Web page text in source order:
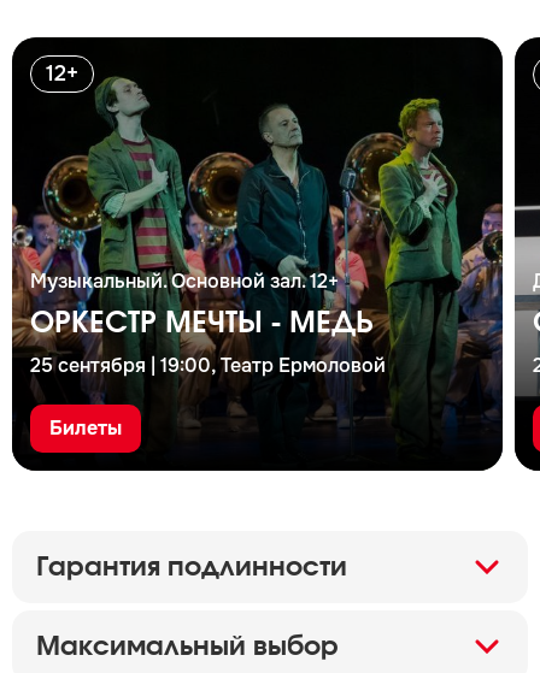
12+
Музыкальный. Основной зал. 12+
ОРКЕСТР МЕЧТЫ - МЕДЬ
25 сентября | 19:00, Театр Ермоловой
Билеты
Гарантия подлинности
Максимальный выбор